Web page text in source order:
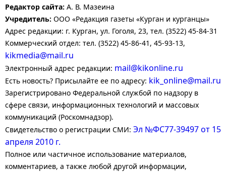
Редактор сайта: А. В. Мазеина
Учредитель: ООО «Редакция газеты «Курган и курганцы»
Адрес редакции: г. Курган, ул. Гоголя, 23, тел. (3522) 45-84-31
Коммерческий отдел: тел. (3522) 45-86-41, 45-93-13,
kikmedia@mail.ru
Электронный адрес редакции: mail@kikonline.ru
Есть новость? Присылайте ее по адресу: kik_online@mail.ru
Зарегистрировано Федеральной службой по надзору в
сфере связи, информационных технологий и массовых
коммуникаций (Роскомнадзор).
Свидетельство о регистрации СМИ: Эл №ФС77-39497 от 15
апреля 2010 г.
Полное или частичное использование материалов,
комментариев, а также любой другой информации,